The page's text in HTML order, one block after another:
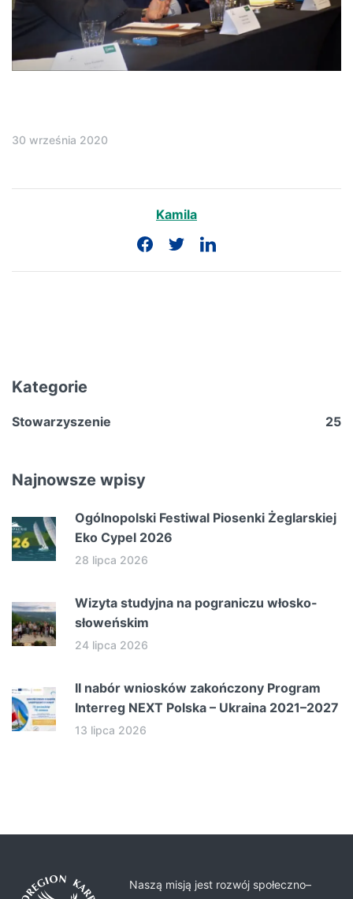
30 września 2020
Kamila
Kategorie
Stowarzyszenie 25
Najnowsze wpisy
Ogólnopolski Festiwal Piosenki Żeglarskiej
Eko Cypel 2026
28 lipca 2026
Wizyta studyjna na pograniczu włosko-
słoweńskim
24 lipca 2026
II nabór wniosków zakończony Program
Interreg NEXT Polska – Ukraina 2021–2027
13 lipca 2026
Naszą misją jest rozwój społeczno–